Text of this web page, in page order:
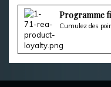
Programme
Cumulez des